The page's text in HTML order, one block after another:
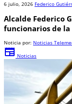
6 julio, 2026 Federico
Alcalde Federico
funcionarios de
Noticia por: Noticias
newspaper Noticias